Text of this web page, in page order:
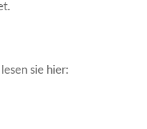
sie hier: